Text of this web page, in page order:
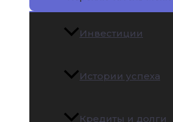
Инвестиции
Истории успеха
Кредиты и долги